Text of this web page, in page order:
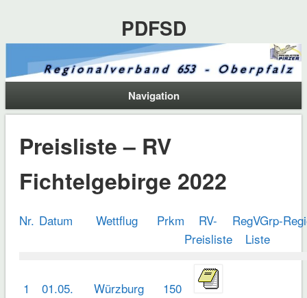
PDFSD
Navigation
Preisliste – RV
Fichtelgebirge 2022
Nr. Datum Wettflug Prkm
RV-
Preisliste
RegVGrp-
Liste
1 01.05. Würzburg 150